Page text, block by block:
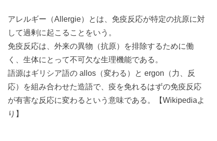
アレルギー（Allergie）とは、免疫反応が特定の抗原に対
して過剰に起こることをいう。
免疫反応は、外来の異物（抗原）を排除するために働
く、生体にとって不可欠な生理機能である。
語源はギリシア語の allos（変わる）と ergon（力、反
応）を組み合わせた造語で、疫を免れるはずの免疫反応
が有害な反応に変わるという意味である。【Wikipediaよ
り】